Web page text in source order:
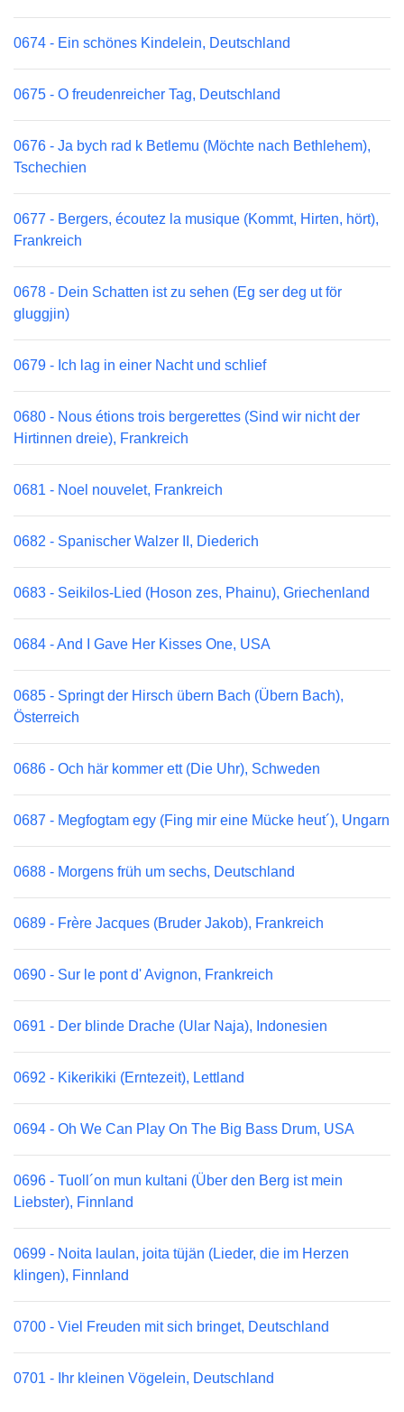
0674 - Ein schönes Kindelein, Deutschland
0675 - O freudenreicher Tag, Deutschland
0676 - Ja bych rad k Betlemu (Möchte nach Bethlehem),
Tschechien
0677 - Bergers, écoutez la musique (Kommt, Hirten, hört),
Frankreich
0678 - Dein Schatten ist zu sehen (Eg ser deg ut för
gluggjin)
0679 - Ich lag in einer Nacht und schlief
0680 - Nous étions trois bergerettes (Sind wir nicht der
Hirtinnen dreie), Frankreich
0681 - Noel nouvelet, Frankreich
0682 - Spanischer Walzer II, Diederich
0683 - Seikilos-Lied (Hoson zes, Phainu), Griechenland
0684 - And I Gave Her Kisses One, USA
0685 - Springt der Hirsch übern Bach (Übern Bach),
Österreich
0686 - Och här kommer ett (Die Uhr), Schweden
0687 - Megfogtam egy (Fing mir eine Mücke heut´), Ungarn
0688 - Morgens früh um sechs, Deutschland
0689 - Frère Jacques (Bruder Jakob), Frankreich
0690 - Sur le pont d' Avignon, Frankreich
0691 - Der blinde Drache (Ular Naja), Indonesien
0692 - Kikerikiki (Erntezeit), Lettland
0694 - Oh We Can Play On The Big Bass Drum, USA
0696 - Tuoll´on mun kultani (Über den Berg ist mein
Liebster), Finnland
0699 - Noita laulan, joita tüjän (Lieder, die im Herzen
klingen), Finnland
0700 - Viel Freuden mit sich bringet, Deutschland
0701 - Ihr kleinen Vögelein, Deutschland